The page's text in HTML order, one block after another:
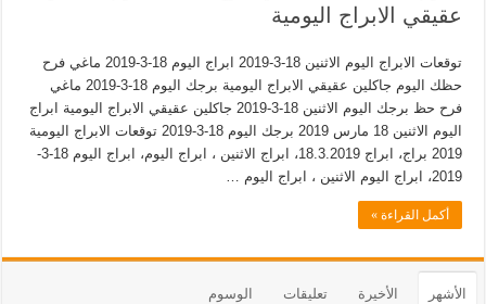
عقيقي الابراج اليومية
توقعات الابراج اليوم الاثنين 18-3-2019 ابراج اليوم 18-3-2019 ماغي فرح
حظك اليوم جاكلين عقيقي الابراج اليومية برجك اليوم 18-3-2019 ماغي
فرح حظ برجك اليوم الاثنين 18-3-2019 جاكلين عقيقي الابراج اليومية ابراج
اليوم الاثنين 18 مارس 2019 برجك اليوم 18-3-2019 توقعات الابراج اليومية
2019 براج، ابراج 18.3.2019، ابراج الاثنين ، ابراج اليوم، ابراج اليوم 18-3-
2019، ابراج اليوم الاثنين ، ابراج اليوم …
أكمل القراءة »
الأشهر الأخيرة تعليقات الوسوم